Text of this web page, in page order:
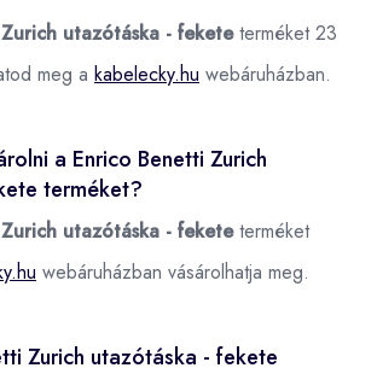
utazótáska - feketeterméket 23
meg a kabelecky.hu webáruházban.
a Enrico Benetti Zurich
terméket?
utazótáska - feketeterméket
webáruházban vásárolhatja meg.
Zurich utazótáska - fekete